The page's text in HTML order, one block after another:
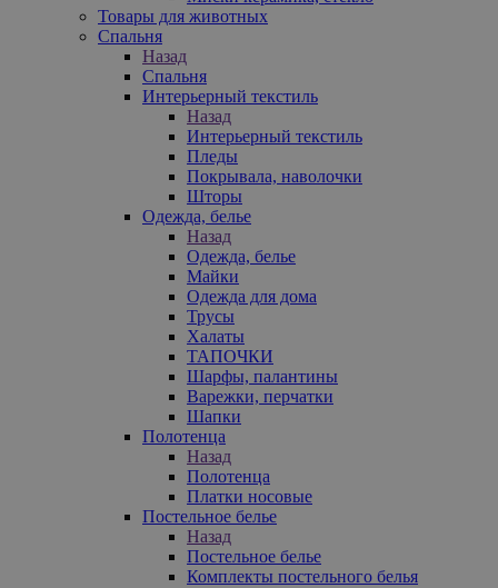
Товары для животных
Спальня
Назад
Спальня
Интерьерный текстиль
Назад
Интерьерный текстиль
Пледы
Покрывала, наволочки
Шторы
Одежда, белье
Назад
Одежда, белье
Майки
Одежда для дома
Трусы
Халаты
ТАПОЧКИ
Шарфы, палантины
Варежки, перчатки
Шапки
Полотенца
Назад
Полотенца
Платки носовые
Постельное белье
Назад
Постельное белье
Комплекты постельного белья